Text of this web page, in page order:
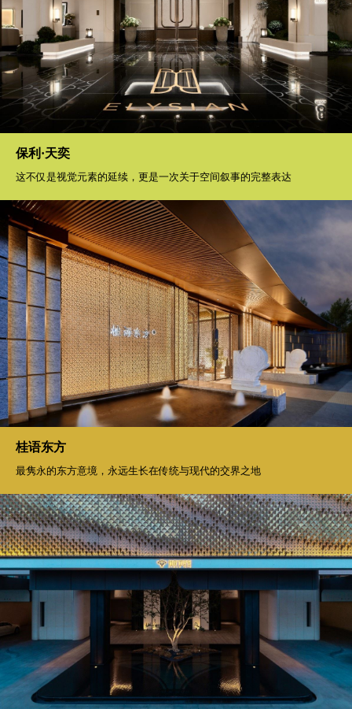
保利·天奕
这不仅是视觉元素的延续，更是一次关于空间叙事的完整表达
桂语东方
最隽永的东方意境，永远生长在传统与现代的交界之地